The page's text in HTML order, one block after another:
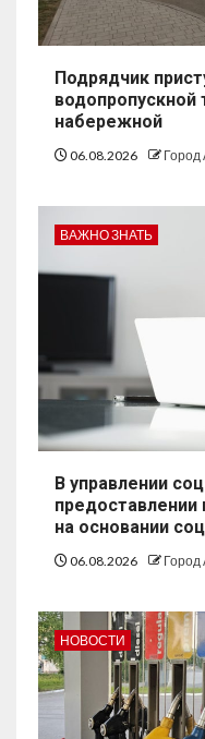
Подрядчик
водопропускной
набережной
06.08.2026 Город
ВАЖНО ЗНАТЬ
В управлении
на основании
06.08.2026 Город
НОВОСТИ